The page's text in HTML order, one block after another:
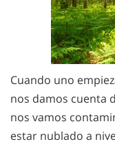
Cuando uno
nos damos cuenta
nos vamos
estar nublado a